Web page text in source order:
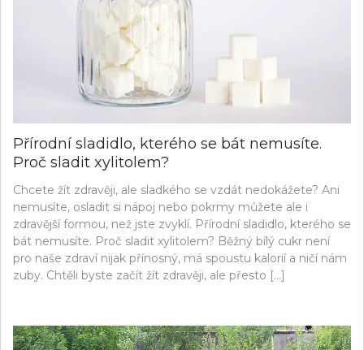
Přírodní sladidlo, kterého se bát nemusíte.
Proč sladit xylitolem?
Chcete žít zdravěji, ale sladkého se vzdát nedokážete? Ani
nemusíte, osladit si nápoj nebo pokrmy můžete ale i
zdravější formou, než jste zvyklí. Přírodní sladidlo, kterého se
bát nemusíte. Proč sladit xylitolem? Běžný bílý cukr není
pro naše zdraví nijak přínosný, má spoustu kalorií a ničí nám
zuby. Chtěli byste začít žít zdravěji, ale přesto […]